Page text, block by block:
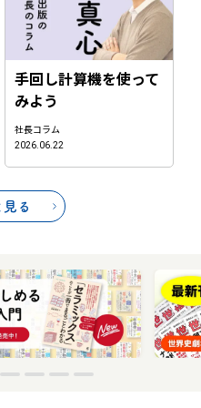
手回し計算機を使って
みよう
社長コラム
2026.06.22
見る